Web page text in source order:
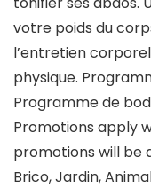
votre poids du
l’entretien
physique.
Programme de
Promotions apply
promotions will be
Brico, Jardin,